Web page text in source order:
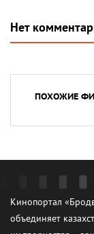
Нет
ПОХОЖИЕ
Кинопортал
объединяет